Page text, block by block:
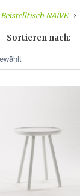
Beistelltisch NAÏVE
Sortieren nach: